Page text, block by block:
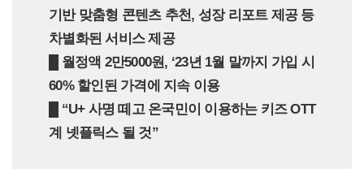
기반 맞춤형 콘텐츠 추천, 성장 리포트 제공 등
차별화된 서비스 제공
█ 월정액 2만5000원, ‘23년 1월 말까지 가입 시
60% 할인된 가격에 지속 이용
█ “U+ 사명 떼고 온국민이 이용하는 키즈 OTT
계 넷플릭스 될 것”